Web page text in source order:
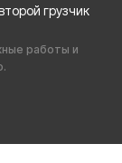
грузчик
работы и